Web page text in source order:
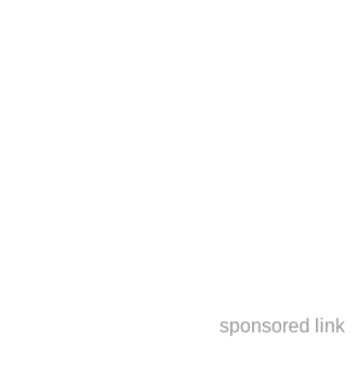
sponsored link